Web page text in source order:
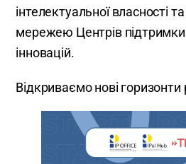
інтелектуальної власності
мережею Центрів підтримки
інновацій.
Відкриваємо нові